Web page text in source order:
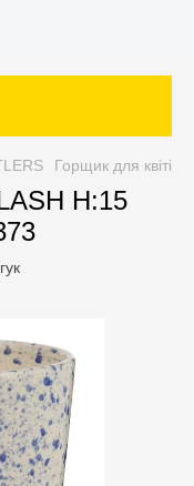
Горщик для
H:15